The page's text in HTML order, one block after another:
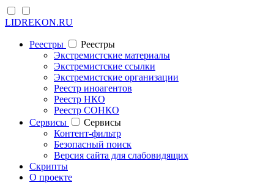
LIDREKON.RU
Реестры
Реестры
Экстремистские материалы
Экстремистские ссылки
Экстремистские организации
Реестр иноагентов
Реестр НКО
Реестр СОНКО
Cервисы
Cервисы
Контент-фильтр
Безопасный поиск
Версия сайта для слабовидящих
Скрипты
О проекте